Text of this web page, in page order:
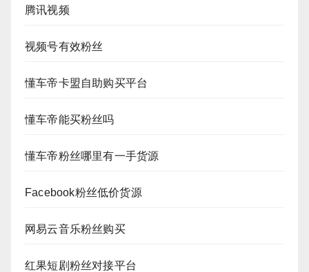
腾讯视频
视频号有效粉丝
懂车帝卡盟自助购买平台
懂车帝能买粉丝吗
懂车帝粉丝哪里有一手货源
Facebook粉丝低价货源
网易云音乐粉丝购买
红果短剧粉丝对接平台